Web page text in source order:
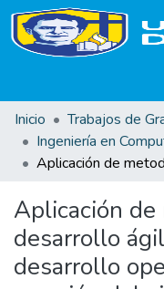
Inicio
Trabajos de
Ingeniería en
Aplicación
desarrollo
desarrollo